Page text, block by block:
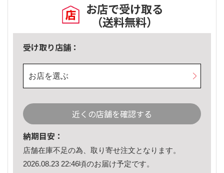
お店で受け取る
（送料無料）
受け取り店舗：
お店を選ぶ
近くの店舗を確認する
納期目安：
店舗在庫不足の為、取り寄せ注文となります。
2026.08.23 22:46頃のお届け予定です。